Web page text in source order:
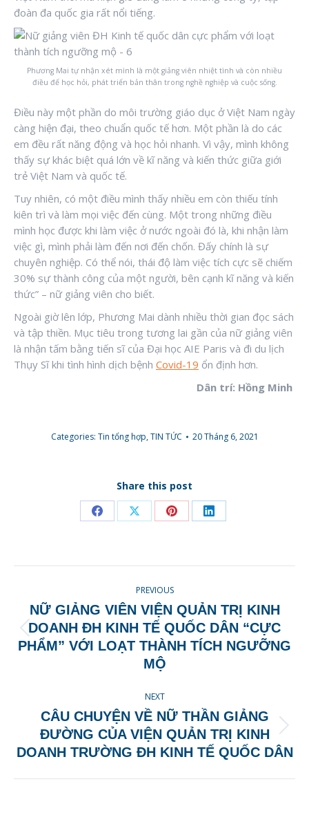
đoàn đa quốc gia rất nổi tiếng.
Phương Mai tự nhận xét mình là một giảng viên nhiệt tình và còn nhiều
điều để học hỏi, phát triển bản thân trong nghề nghiệp và cuộc sống.
Điều này một phần do môi trường giáo dục ở Việt Nam ngày
càng hiện đại, theo chuẩn quốc tế hơn. Một phần là do các
em đều rất năng động và học hỏi nhanh. Vì vậy, mình không
thấy sự khác biệt quá lớn về kĩ năng và kiến thức giữa giới
trẻ Việt Nam và quốc tế.
Tuy nhiên, có một điều mình thấy nhiều em còn thiếu tính
kiên trì và làm mọi việc đến cùng. Một trong những điều
mình học được khi làm việc ở nước ngoài đó là, khi nhận làm
việc gì, mình phải làm đến nơi đến chốn. Đấy chính là sự
chuyên nghiệp. Có thể nói, thái độ làm việc tích cực sẽ chiếm
30% sự thành công của một người, bên cạnh kĩ năng và kiến
thức” – nữ giảng viên cho biết.
Ngoài giờ lên lớp, Phương Mai dành nhiều thời gian đọc sách
và tập thiền. Mục tiêu trong tương lai gần của nữ giảng viên
là nhận tấm bằng tiến sĩ của Đại học AIE Paris và đi du lịch
Thụy Sĩ khi tình hình dịch bệnh Covid-19 ổn định hơn.
Dân trí: Hồng Minh
Categories: Tin tổng hợp,TIN TỨC 20 Tháng 6, 2021
Share this post
Share Share Share Share
NAVIGATION
PREVIOUS
Previous
post:
NỮ GIẢNG VIÊN VIỆN QUẢN TRỊ KINH
DOANH ĐH KINH TẾ QUỐC DÂN “CỰC
PHẨM” VỚI LOẠT THÀNH TÍCH NGƯỠNG
MỘ
NEXT
Next
post:
CÂU CHUYỆN VỀ NỮ THẦN GIẢNG
ĐƯỜNG CỦA VIỆN QUẢN TRỊ KINH
DOANH TRƯỜNG ĐH KINH TẾ QUỐC DÂN